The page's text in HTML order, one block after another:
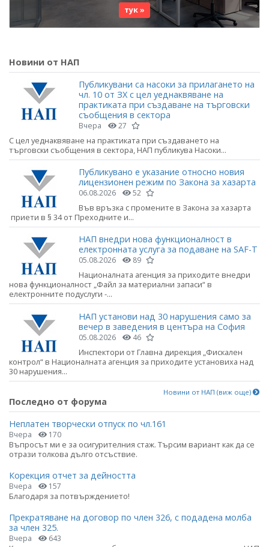
тук »
Новини от НАП
Публикувани са насоки за прилагането на
чл. 10 от ЗХ с цел уеднаквяване на
практиката при създаване на търговски
съобщения в сектора
Вчера 27
С цел уеднаквяване на практиката при създаването на
търговски съобщения в сектора, НАП публикува Насоки...
Публикувано е указание относно новия
лицензионен режим по Закона за хазарта
06.08.2026 52
Във връзка с промените в Закона за хазарта
приети в § 34 от Преходните и...
НАП внедри нова функционалност в
електронната услуга за подаване на SAF-T
05.08.2026 89
Националната агенция за приходите внедри
нова функционалност „Файл за материални запаси“ в
електронните подуслуги -...
НАП установи над 30 нарушения само за
вечер в заведения в центъра на София
05.08.2026 46
Инспектори от Главна дирекция „Фискален
контрол“ в Националната агенция за приходите установиха над
30 нарушения...
Новини от НАП (виж още)
Последно от форума
Неплатен творчески отпуск по чл.161
Вчера 170
Въпросът ми е за осигурителния стаж. Търсим вариант как да се
отрази толкова дълго отсъствие.
Корекция отчет за дейността
Вчера 157
Благодаря за потвърждението!
Прекратяване на договор по член 326, с подадена молба
за член 325.
Вчера 643